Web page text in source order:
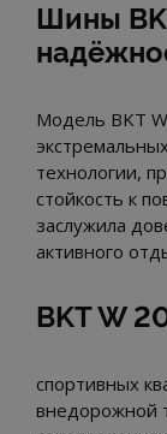
Шины
Модель BKT
технологии,
стойкость к
заслужила
активного
BKT W
спортивных
внедорожной